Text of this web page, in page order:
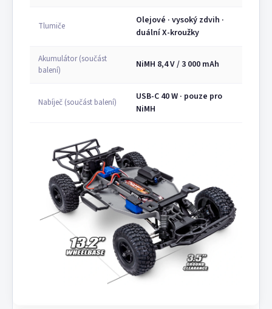
Tlumiče
Olejové · vysoký zdvih ·
duální X-kroužky
Akumulátor (součást
balení)
NiMH 8,4 V / 3 000 mAh
Nabíječ (součást balení)
USB-C 40 W · pouze pro
NiMH